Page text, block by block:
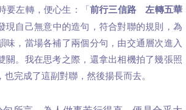
要左轉，便心生：「前行三信路 左轉五華
現自己無意中的造句，符合對聯的規則，為
味，當場各補了兩個分句，由交通層次進入
關。我在思考之際，還拿出相機拍了幾張照
也完成了這副對聯，然後揚長而去。